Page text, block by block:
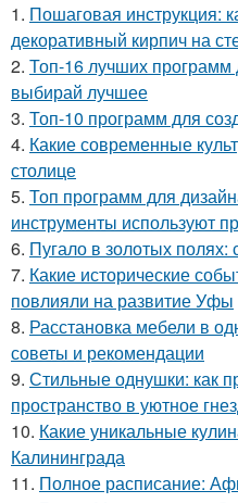
1. Пошаговая инструкция:
декоративный кирпич на
2. Топ-16 лучших программ
выбирай лучшее
3. Топ-10 программ для
4. Какие современные
столице
5. Топ программ для
инструменты используют
6. Пугало в золотых полях:
7. Какие исторические
повлияли на развитие Уфы
8. Расстановка мебели в
советы и рекомендации
9. Стильные однушки: как
пространство в уютное
10. Какие уникальные
Калининграда
11. Полное расписание: